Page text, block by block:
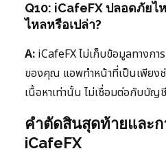
Q10: iCafeFX ปลอดภัยไ
ไหลหรือเปล่า?
A: iCafeFX ไม่เก็บข้อมูลทางก
ของคุณ แอพทำหน้าที่เป็นเพีย
เนื้อหาเท่านั้น ไม่เชื่อมต่อกับบั
คำตัดสินสุดท้ายและ
iCafeFX